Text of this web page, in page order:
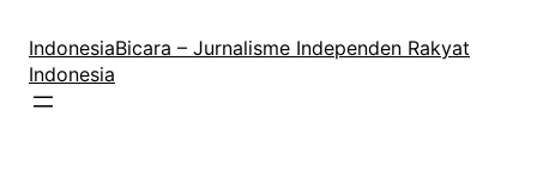
konten
IndonesiaBicara – Jurnalisme Independen Rakyat
Indonesia